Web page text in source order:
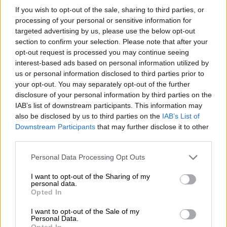
If you wish to opt-out of the sale, sharing to third parties, or
processing of your personal or sensitive information for
targeted advertising by us, please use the below opt-out
section to confirm your selection. Please note that after your
opt-out request is processed you may continue seeing
interest-based ads based on personal information utilized by
us or personal information disclosed to third parties prior to
your opt-out. You may separately opt-out of the further
disclosure of your personal information by third parties on the
IAB’s list of downstream participants. This information may
also be disclosed by us to third parties on the IAB’s List of
Downstream Participants that may further disclose it to other
Please note that this website/app uses one or more Google
not limited to your visit or usage behaviour. You may click to
grant or deny consent to Google and its third-party tags to
use your data for below specified purposes in below Google
consent section.
Personal Data Processing Opt Outs
I want to opt-out of the Sharing of my
personal data.
Opted In
I want to opt-out of the Sale of my
Personal Data.
Παρουσιαστής της βραδιάς θα είναι ο voice
actor Ορέστης Μήλιος.
Στην εκδήλωση θα παρουσιαστεί ακόμη η
επίσημη ελληνική αποστολή που θα
συμμετάσχει στη φετινή διοργάνωση του
Annecy International Animation Film Festival
& Market, του μεγαλύτερου φεστιβάλ
κινουμένων σχεδίων στον κόσμο, από τις 21
έως τις 27 Ιουνίου.
στηρίζει και να προωθεί το ελληνικό
animation στην Ελλάδα και το εξωτερικό,
συμβάλλοντας στην προβολή των ελληνικών
δικτύωσης και στην ανάπτυξη διεθνών